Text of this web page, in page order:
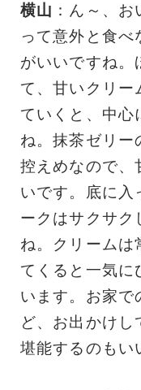
横山 ：ん～、
って意外と食
がいいですね。
て、甘いクリー
ていくと、中心
ね。抹茶ゼリー
控えめなので、
いです。底に入
ークはサクサク
ね。クリームは
てくると一気に
います。お家で
ど、お出かけし
堪能するのもい